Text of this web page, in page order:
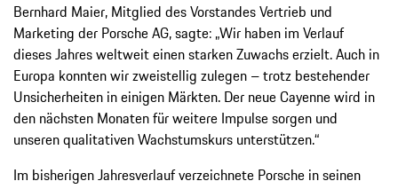
Bernhard Maier, Mitglied des Vorstandes Vertrieb und
Marketing der Porsche AG, sagte: „Wir haben im Verlauf
dieses Jahres weltweit einen starken Zuwachs erzielt. Auch in
Europa konnten wir zweistellig zulegen – trotz bestehender
Unsicherheiten in einigen Märkten. Der neue Cayenne wird in
den nächsten Monaten für weitere Impulse sorgen und
unseren qualitativen Wachstumskurs unterstützen.“
Im bisherigen Jahresverlauf verzeichnete Porsche in seinen